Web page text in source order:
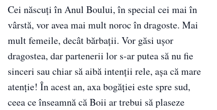
Cei născuți în Anul Boului, în special cei mai în
vârstă, vor avea mai mult noroc în dragoste. Mai
mult femeile, decât bărbații. Vor găsi ușor
dragostea, dar partenerii lor s-ar putea să nu fie
sinceri sau chiar să aibă intenții rele, așa că mare
atenție! În acest an, axa bogăției este spre sud,
ceea ce înseamnă că Boii ar trebui să plaseze